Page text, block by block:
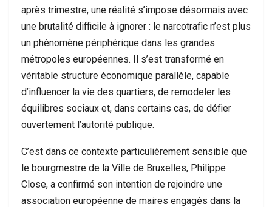
après trimestre, une réalité s’impose désormais avec
une brutalité difficile à ignorer : le narcotrafic n’est plus
un phénomène périphérique dans les grandes
métropoles européennes. Il s’est transformé en
véritable structure économique parallèle, capable
d’influencer la vie des quartiers, de remodeler les
équilibres sociaux et, dans certains cas, de défier
ouvertement l’autorité publique.
C’est dans ce contexte particulièrement sensible que
le bourgmestre de la Ville de Bruxelles, Philippe
Close, a confirmé son intention de rejoindre une
association européenne de maires engagés dans la